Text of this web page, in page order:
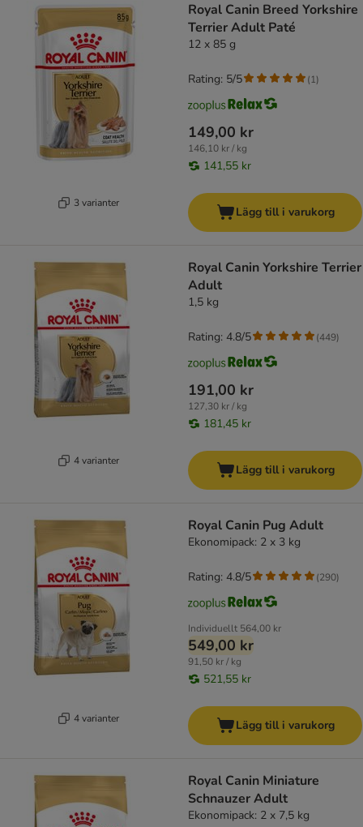
3 varianter
Royal Canin Breed Yorkshire
Terrier Adult Paté
12 x 85 g
149,00 kr
146,10 kr / kg
141,55 kr
Rating: 5/5 (1)
Lägg till i varukorg
4 varianter
Royal Canin Yorkshire Terrier
Adult
1,5 kg
191,00 kr
127,30 kr / kg
181,45 kr
Rating: 4.8/5 (449)
Lägg till i varukorg
4 varianter
Royal Canin Pug Adult
Ekonomipack: 2 x 3 kg
Individuellt 564,00 kr
549,00 kr
91,50 kr / kg
521,55 kr
Rating: 4.8/5 (290)
Lägg till i varukorg
Royal Canin Miniature
Schnauzer Adult
Ekonomipack: 2 x 7,5 kg